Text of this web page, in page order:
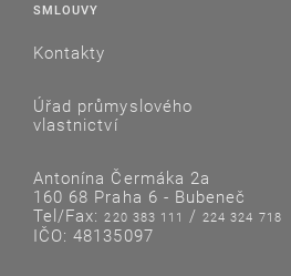
SMLOUVY
Kontakty
Úřad průmyslového
vlastnictví
Antonína Čermáka 2a
160 68 Praha 6 - Bubeneč
Tel/Fax:220 383 111 /224 324 718
IČO: 48135097